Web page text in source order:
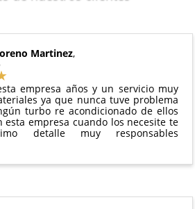
de aire acondicionado.
cumplen con la legislación
no debe haber sido montado ni
en su
Martinez,
empresa años y un servicio muy
ya que nunca tuve problema
turbo re acondicionado de ellos
esta empresa cuando los necesite te
detalle muy responsables